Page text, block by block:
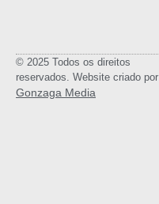
© 2025 Todos os direitos
reservados. Website criado por
Gonzaga Media